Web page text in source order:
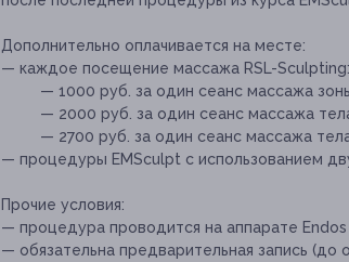
Дополнительно оплачивается на месте:
— каждое посещение массажа RSL-Sculpting:
— 1000 руб. за один сеанс массажа
— 2000 руб. за один сеанс массажа
— 2700 руб. за один сеанс массажа
— процедуры EMSculpt с использованием
Прочие условия:
— процедура проводится на аппарате
— обязательна предварительная запись (до